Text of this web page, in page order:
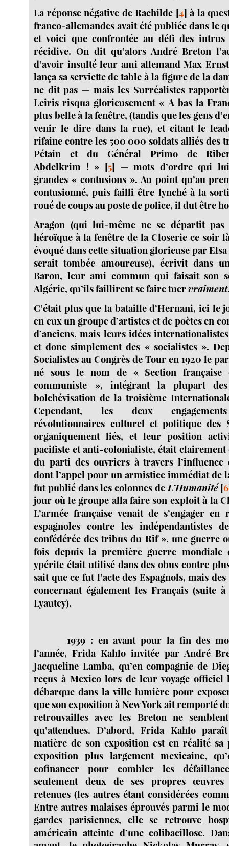
La réponse négative de Rachilde [4] à la
franco-allemandes avait été publiée dans le
et voici que confrontée au défi des
récidive. On dit qu’alors André Breton
d’avoir insulté leur ami allemand Max
lança sa serviette de table à la figure de la
ne dit pas — mais les Surréalistes
Leiris risqua glorieusement « A bas la
plus belle à la fenêtre, (tandis que les gens
venir le dire dans la rue), et citant le
rifaine contre les 500 000 soldats alliés des
Pétain et du Général Primo de
Abdelkrim ! » [5] — mots d’ordre qui
grandes « contusions ». Au point qu’au
contusionné, puis failli être lynché à la
roué de coups au poste de police, il dut être
Aragon (qui lui-même ne se départit pas
héroïque à la fenêtre de la Closerie ce soir
évoqué dans cette situation glorieuse par
serait tombée amoureuse), écrivit dans
Baron, leur ami commun qui faisait son
Algérie, qu’ils faillirent se faire tuervraiment
C’était plus que la bataille d’Hernani, ici le
en eux un groupe d’artistes et de poètes en
d’anciens, mais leurs idées
et donc simplement des « socialistes ».
Socialistes au Congrès de Tour en 1920 le
né sous le nom de « Section française
communiste », intégrant la plupart
bolchévisation de la troisième
Cependant, les deux engagements
révolutionnaires culturel et politique des
organiquement liés, et leur position
pacifiste et anti-colonialiste, était clairement
du parti des ouvriers à travers l’influence
dont l’appel pour un armistice immédiat de
fut publié dans les colonnes de L’Humanité[6
jour où le groupe alla faire son exploit à la
L’armée française venait de s’engager
espagnoles contre les indépendantistes
confédérée des tribus du Rif », une guerre
fois depuis la première guerre mondiale
ypérite était utilisé dans des obus contre
sait que ce fut l’acte des Espagnols, mais
concernant également les Français (suite
Lyautey).
1939 : en avant pour la fin des
l’année, Frida Kahlo invitée par André
Jacqueline Lamba, qu’en compagnie de
reçus à Mexico lors de leur voyage officiel
débarque dans la ville lumière pour
que son exposition à New York ait remporté
retrouvailles avec les Breton ne
qu’attendues. D’abord, Frida Kahlo
matière de son exposition est en réalité
exposition plus largement mexicaine,
cofinancer pour combler les
seulement deux de ses propres œuvres
retenues (les autres étant considérées
Entre autres malaises éprouvés parmi le
gardes parisiennes, elle se retrouve
américain atteinte d’une colibacillose.